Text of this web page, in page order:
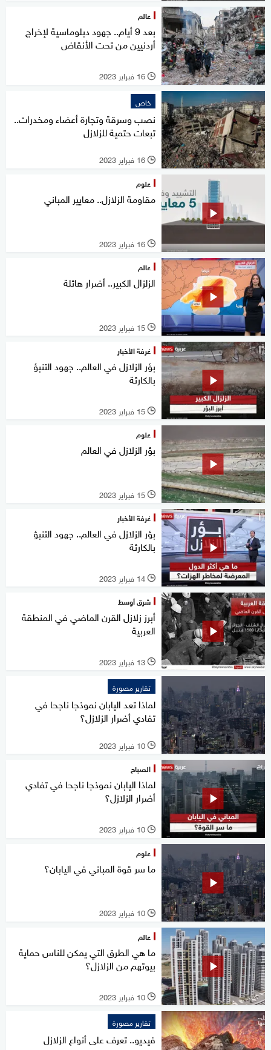
عالم
بعد 9 أيام.. جهود دبلوماسية لإخراج
أردنيين من تحت الأنقاض
l 16 فبراير 2023
خاص
نصب وسرقة وتجارة أعضاء ومخدرات..
تبعات حتمية للزلازل
l 16 فبراير 2023
علوم
مقاومة الزلازل.. معايير المباني
l 16 فبراير 2023
عالم
الزلزال الكبير.. أضرار هائلة
l 15 فبراير 2023
غرفة الأخبار
بؤر الزلازل في العالم.. جهود التنبؤ
بالكارثة
l 15 فبراير 2023
علوم
بؤر الزلازل في العالم
l 15 فبراير 2023
غرفة الأخبار
بؤر الزلازل في العالم.. جهود التنبؤ
بالكارثة
l 14 فبراير 2023
شرق أوسط
أبرز زلازل القرن الماضي في المنطقة
العربية
l 13 فبراير 2023
تقارير مصورة
لماذا تعد اليابان نموذجا ناجحا في
تفادي أضرار الزلازل؟
l 10 فبراير 2023
الصباح
لماذا اليابان نموذجا ناجحا في تفادي
أضرار الزلازل؟
l 10 فبراير 2023
علوم
ما سر قوة المباني في اليابان؟
l 10 فبراير 2023
عالم
ما هي الطرق التي يمكن للناس حماية
بيوتهم من الزلازل؟
l 10 فبراير 2023
تقارير مصورة
فيديو.. تعرف على أنواع الزلازل